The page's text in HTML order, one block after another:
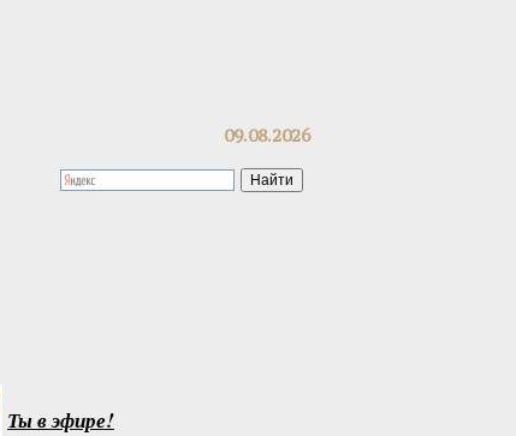
09.08.2026
Ты в эфире!